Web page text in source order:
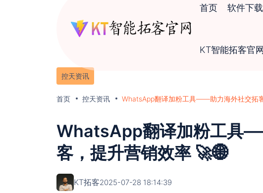
首页 软件下载
KT智能拓客官
控天资讯
首页 控天资讯 WhatsApp翻译加粉工具——助力海外社交拓
WhatsApp翻译加粉工具
客，提升营销效率 🚀🌐
KT拓客2025-07-28 18:14:39